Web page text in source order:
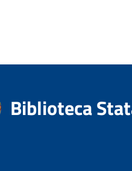
Biblioteca